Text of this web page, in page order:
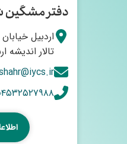
دفتر مشگین
اردبیل
تالار اندیشه